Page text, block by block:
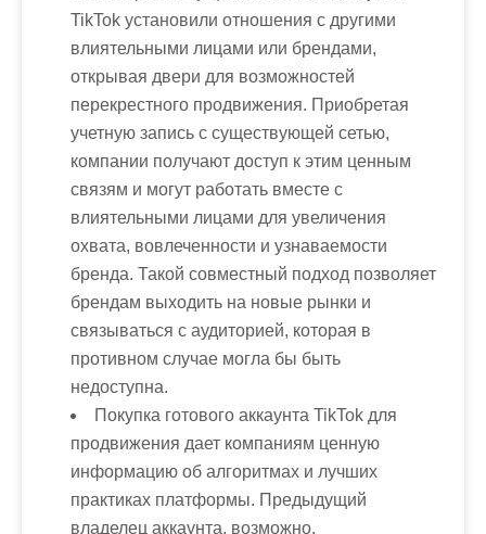
TikTok установили отношения с другими
влиятельными лицами или брендами,
открывая двери для возможностей
перекрестного продвижения. Приобретая
учетную запись с существующей сетью,
компании получают доступ к этим ценным
связям и могут работать вместе с
влиятельными лицами для увеличения
охвата, вовлеченности и узнаваемости
бренда. Такой совместный подход позволяет
брендам выходить на новые рынки и
связываться с аудиторией, которая в
противном случае могла бы быть
недоступна.
Покупка готового аккаунта TikTok для
продвижения дает компаниям ценную
информацию об алгоритмах и лучших
практиках платформы. Предыдущий
владелец аккаунта, возможно,